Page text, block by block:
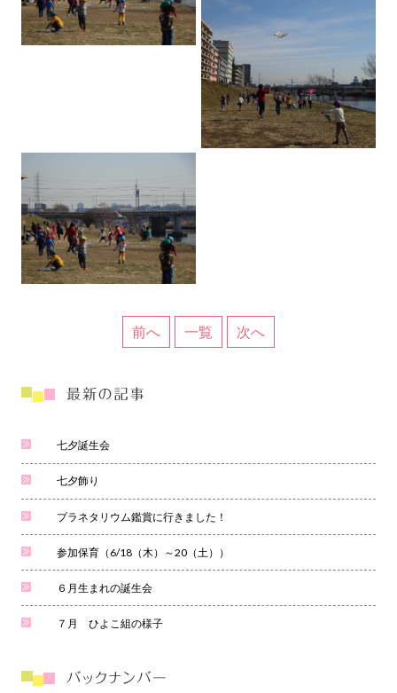
前へ 一覧 次へ
七夕誕生会
七夕飾り
プラネタリウム鑑賞に行きました！
参加保育（6/18（木）～20（土））
６月生まれの誕生会
７月 ひよこ組の様子